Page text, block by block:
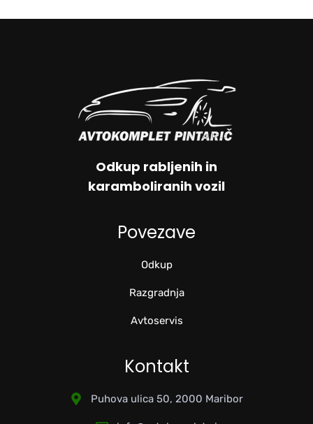
Odkup rabljenih in
karamboliranih vozil
Povezave
Odkup
Razgradnja
Avtoservis
Kontakt
Puhova ulica 50, 2000 Maribor